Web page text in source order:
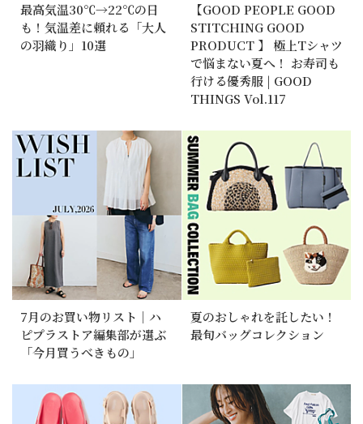
最高気温30℃→22℃の日
も！気温差に頼れる「大人
の羽織り」10選
【GOOD PEOPLE GOOD
STITCHING GOOD
PRODUCT 】 極上Tシャツ
で悩まない夏へ！ お寿司も
行ける優秀服 | GOOD
THINGS Vol.117
7月のお買い物リスト｜ハ
ピプラストア編集部が選ぶ
「今月買うべきもの」
夏のおしゃれを託したい！
最旬バッグコレクション